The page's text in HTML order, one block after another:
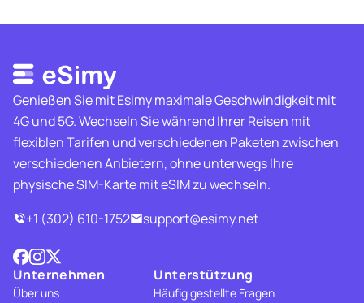
Genießen Sie mit Esimy maximale Geschwindigkeit mit
4G und 5G. Wechseln Sie während Ihrer Reisen mit
flexiblen Tarifen und verschiedenen Paketen zwischen
verschiedenen Anbietern, ohne unterwegs Ihre
physische SIM-Karte mit eSIM zu wechseln.
+1 (302) 610-1752
support@esimy.net
Unternehmen
Über uns
Unterstützung
Häufig gestellte Fragen